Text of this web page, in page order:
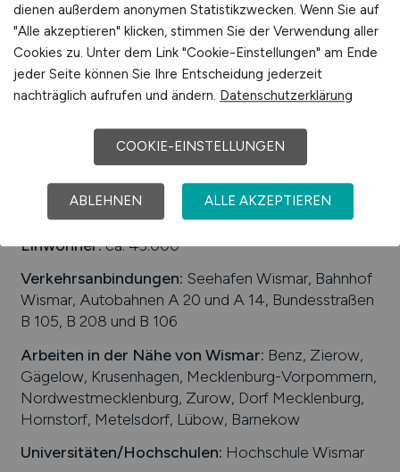
07.07.2026
Schwerin
1
Wismar
Einwohner:ca. 43.000
Verkehrsanbindungen: Seehafen Wismar, Bahnhof
Wismar, Autobahnen A 20 und A 14, Bundesstraßen
B 105, B 208 und B 106
Arbeiten in der Nähe von Wismar: Benz, Zierow,
Gägelow, Krusenhagen, Mecklenburg-Vorpommern,
Nordwestmecklenburg, Zurow, Dorf Mecklenburg,
Hornstorf, Metelsdorf, Lübow, Barnekow
Universitäten/Hochschulen: Hochschule Wismar
dienen außerdem anonymen Statistikzwecken. Wenn Sie auf
"Alle akzeptieren" klicken, stimmen Sie der Verwendung aller
Cookies zu. Unter dem Link "Cookie-Einstellungen" am Ende
jeder Seite können Sie Ihre Entscheidung jederzeit
nachträglich aufrufen und ändern. Datenschutzerklärung
COOKIE-EINSTELLUNGEN
ABLEHNEN ALLE AKZEPTIEREN